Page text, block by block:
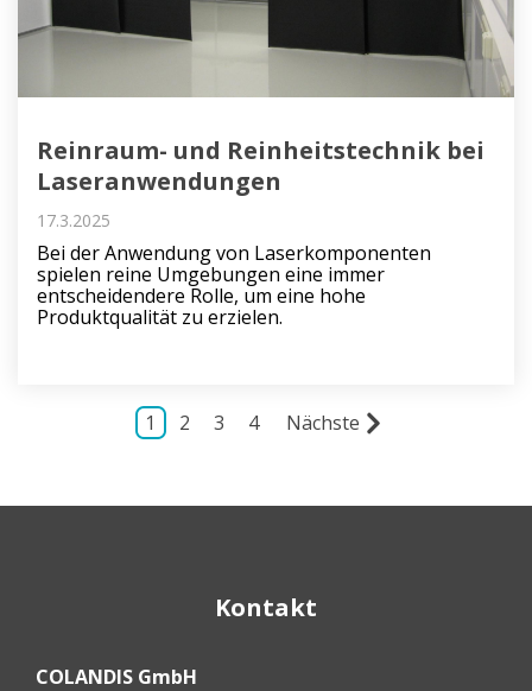
Reinraum- und Reinheitstechnik bei
Laseranwendungen
17.3.2025
Bei der Anwendung von Laserkomponenten
spielen reine Umgebungen eine immer
entscheidendere Rolle, um eine hohe
Produktqualität zu erzielen.
1 2 3 4 Nächste
Kontakt
COLANDIS GmbH